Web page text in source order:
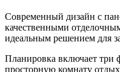
Современный дизайн с
качественными
идеальным решением для
Планировка включает три
просторную комнату